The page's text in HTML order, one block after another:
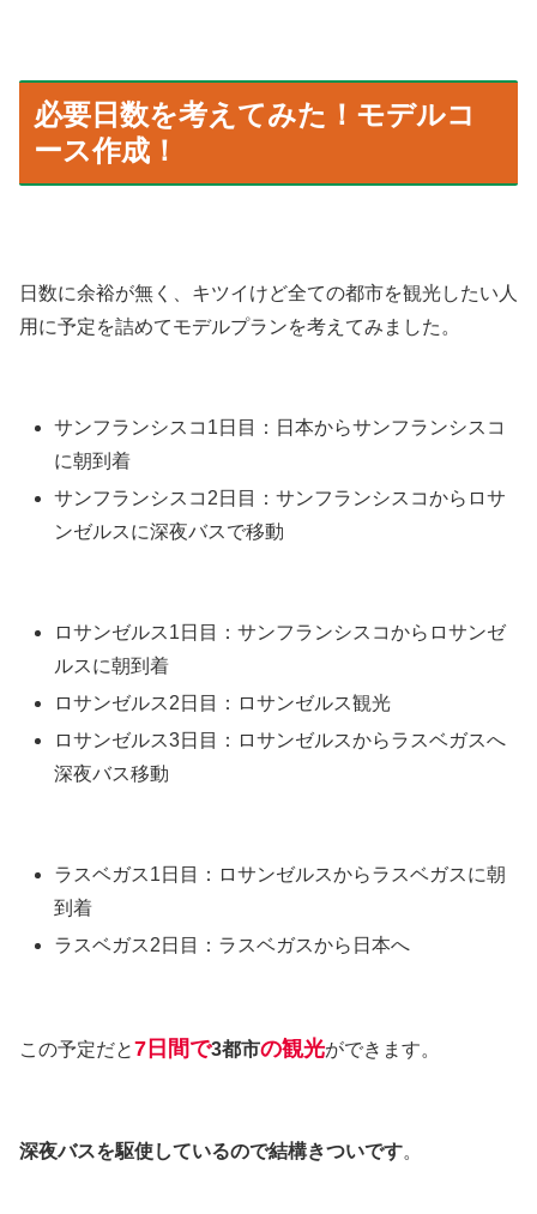
必要日数を考えてみた！モデルコ
ース作成！
日数に余裕が無く、キツイけど全ての都市を観光したい人
用に予定を詰めてモデルプランを考えてみました。
サンフランシスコ1日目：日本からサンフランシスコ
に朝到着
サンフランシスコ2日目：サンフランシスコからロサ
ンゼルスに深夜バスで移動
ロサンゼルス1日目：サンフランシスコからロサンゼ
ルスに朝到着
ロサンゼルス2日目：ロサンゼルス観光
ロサンゼルス3日目：ロサンゼルスからラスベガスへ
深夜バス移動
ラスベガス1日目：ロサンゼルスからラスベガスに朝
到着
ラスベガス2日目：ラスベガスから日本へ
この予定だと7 日間で3都市の観光ができます。
深夜バスを駆使しているので結構きついです。